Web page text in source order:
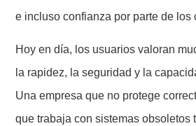
e incluso confianza por parte de los
Hoy en día, los usuarios valoran
la rapidez, la seguridad y la
Una empresa que no protege
que trabaja con sistemas obsoletos